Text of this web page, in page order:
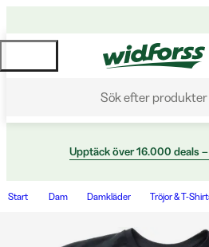
Sök efter
Upptäck över 16.000 deals
Start Dam Damkläder Tröjor & T-